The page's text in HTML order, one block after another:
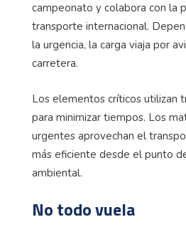
campeonato y colabora con la
transporte internacional.
la urgencia, la carga viaja por
carretera.
Los elementos críticos utilizan
para minimizar tiempos. Los
urgentes aprovechan el
más eficiente desde el punto
ambiental.
No todo vuela